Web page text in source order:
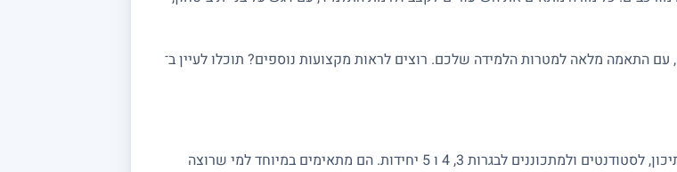
התאמה מלאה למטרות הלמידה שלכם. רוצים לראות מקצועות נוספים? תוכלו לעיין ב־
שיעורים פרטיים במתמטיקה מתאימים לתלמידי יסודי, חטיבה ותיכון, לסטודנטים ולמתכוננים לבגרות 3, 4 ו 5 יחידות. הם מתאימים במיוחד למי שרוצה